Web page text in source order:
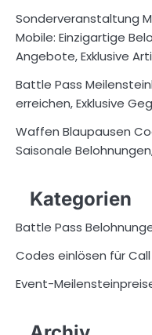
Sonderveranstaltung
Mobile: Einzigartige
Angebote, Exklusive
Battle Pass
erreichen, Exklusive
Waffen Blaupausen
Saisonale
Kategorien
Battle Pass
Codes einlösen für
Event-